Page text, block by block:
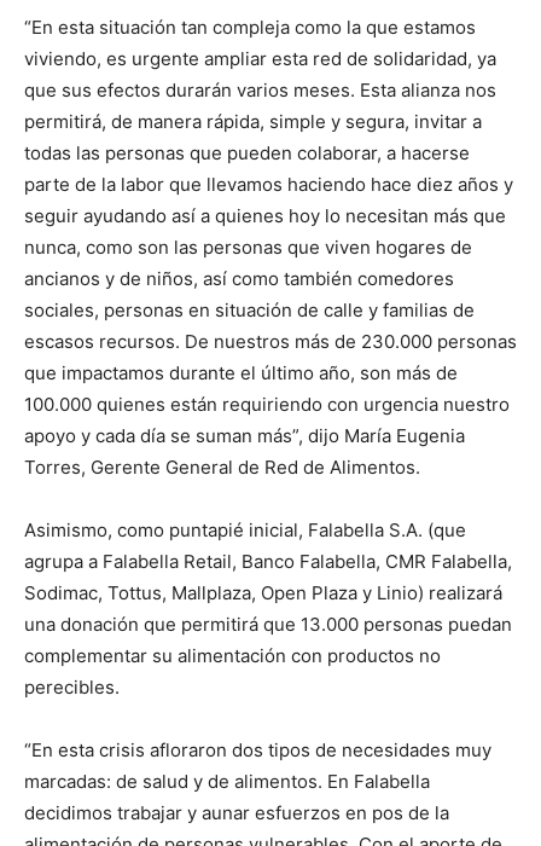
“En esta situación tan compleja como la que estamos
viviendo, es urgente ampliar esta red de solidaridad, ya
que sus efectos durarán varios meses. Esta alianza nos
permitirá, de manera rápida, simple y segura, invitar a
todas las personas que pueden colaborar, a hacerse
parte de la labor que llevamos haciendo hace diez años y
seguir ayudando así a quienes hoy lo necesitan más que
nunca, como son las personas que viven hogares de
ancianos y de niños, así como también comedores
sociales, personas en situación de calle y familias de
escasos recursos. De nuestros más de 230.000 personas
que impactamos durante el último año, son más de
100.000 quienes están requiriendo con urgencia nuestro
apoyo y cada día se suman más”, dijo María Eugenia
Torres, Gerente General de Red de Alimentos.
Asimismo, como puntapié inicial, Falabella S.A. (que
agrupa a Falabella Retail, Banco Falabella, CMR Falabella,
Sodimac, Tottus, Mallplaza, Open Plaza y Linio) realizará
una donación que permitirá que 13.000 personas puedan
complementar su alimentación con productos no
perecibles.
“En esta crisis afloraron dos tipos de necesidades muy
marcadas: de salud y de alimentos. En Falabella
decidimos trabajar y aunar esfuerzos en pos de la